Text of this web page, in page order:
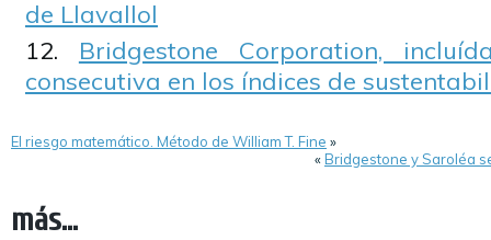
de Llavallol
Bridgestone Corporation,
consecutiva en los índices de
El riesgo matemático. Método de William T. Fine »
«Bridgestone y Saroléa
más...